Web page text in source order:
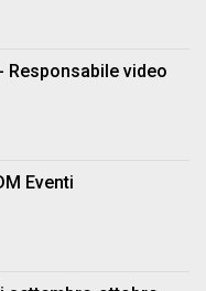
Responsabile video
Eventi